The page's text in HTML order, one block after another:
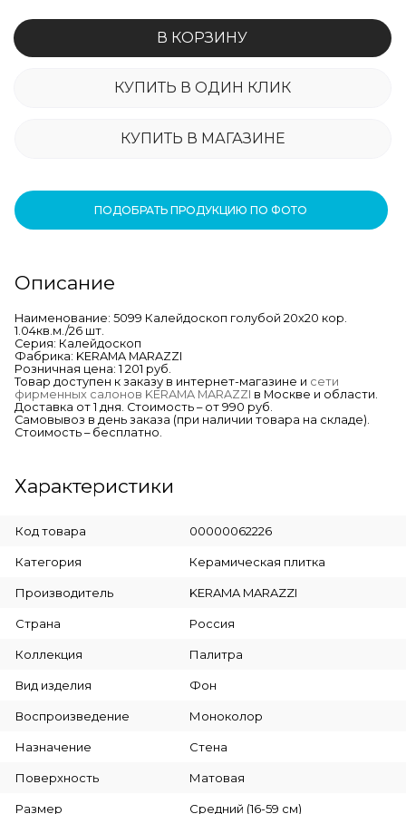
В КОРЗИНУ
КУПИТЬ В ОДИН КЛИК
КУПИТЬ В МАГАЗИНЕ
ПОДОБРАТЬ ПРОДУКЦИЮ ПО ФОТО
Описание
Наименование: 5099 Калейдоскоп голубой 20х20 кор.
1.04кв.м./26 шт.
Серия: Калейдоскоп
Фабрика: KERAMA MARAZZI
Розничная цена: 1 201 руб.
Товар доступен к заказу в интернет-магазине и сети
фирменных салонов KERAMA MARAZZI в Москве и области.
Доставка от 1 дня. Стоимость – от 990 руб.
Самовывоз в день заказа (при наличии товара на складе).
Стоимость – бесплатно.
Характеристики
Код товара 00000062226
Категория Керамическая плитка
Производитель KERAMA MARAZZI
Страна Россия
Коллекция Палитра
Вид изделия Фон
Воспроизведение Моноколор
Назначение Стена
Поверхность Матовая
Размер Средний (16-59 см)